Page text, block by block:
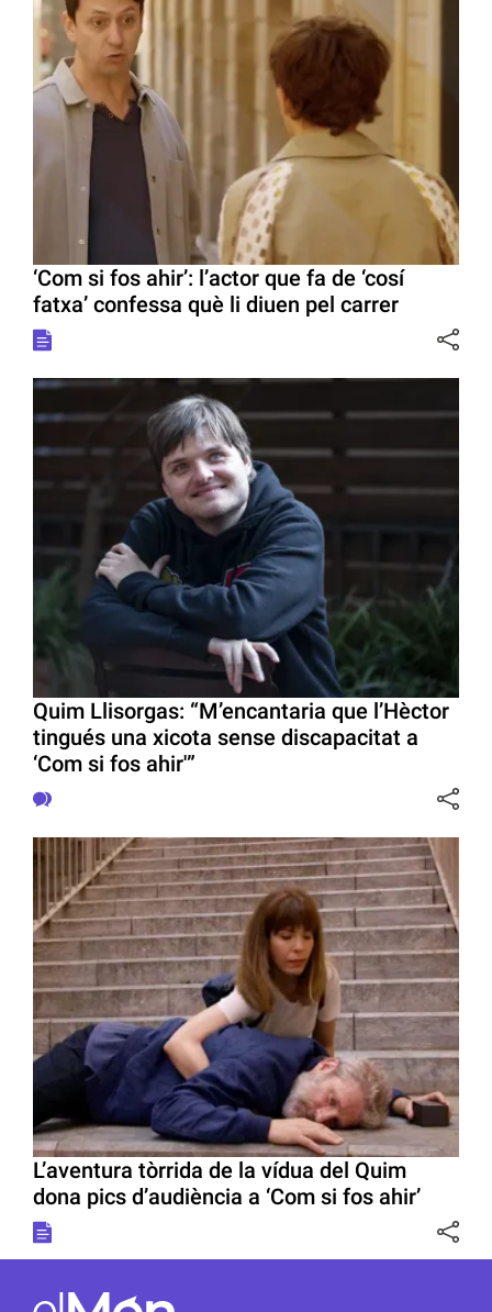
‘Com si fos ahir’: l’actor que fa de ‘cosí
fatxa’ confessa què li diuen pel carrer
Quim Llisorgas: “M’encantaria que l’Hèctor
tingués una xicota sense discapacitat a
‘Com si fos ahir'”
L’aventura tòrrida de la vídua del Quim
dona pics d’audiència a ‘Com si fos ahir’